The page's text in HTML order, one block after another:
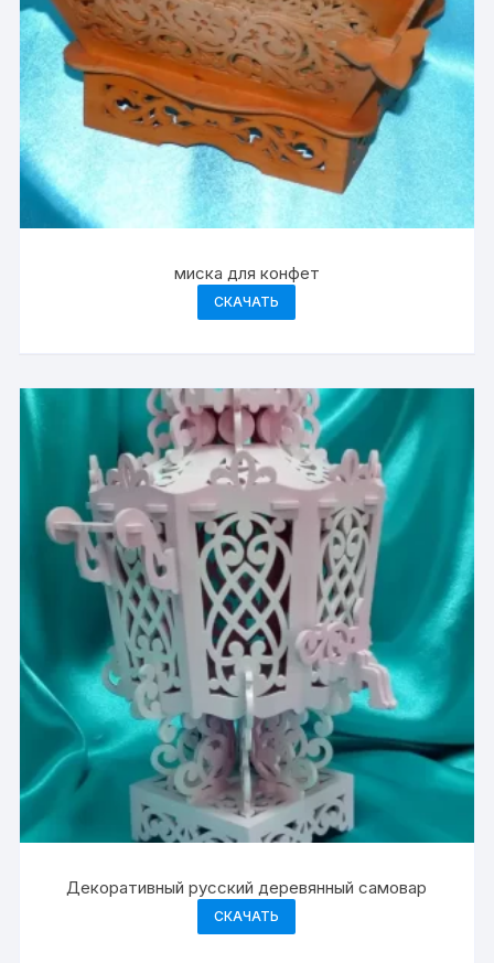
миска для конфет
СКАЧАТЬ
Декоративный русский деревянный самовар
СКАЧАТЬ